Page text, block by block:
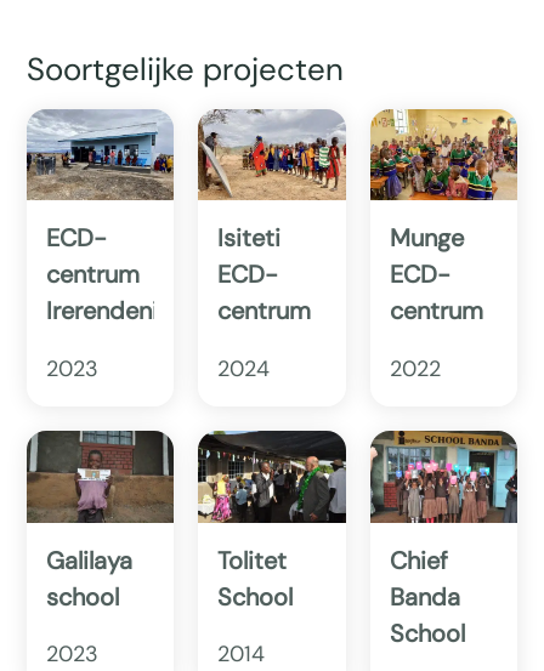
Soortgelijke projecten
ECD-
centrum
Irerendeni
2023
Isiteti
ECD-
centrum
2024
Munge
ECD-
centrum
2022
Galilaya
school
2023
Tolitet
School
2014
Chief
Banda
School